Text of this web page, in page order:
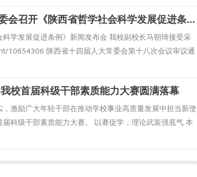
要方面，近年来，学校与各级检察机关深化交流，不断拓
系构建、检察课题研究、检校人才互派交流、学生实习实
国际合作局指导下，我校成立的“涉外刑事法治与国别检
检察研究、国际刑事司法协助、多语种法律数据库建设等
工作，依托中心进一步整合全校资源，推动学校专家学者
制，围绕涉外检察基础性理论和实践难题开展联合攻关，
，最高人民检察院对涉外检察工作高度重视，西北政法
出的成绩。涉外刑事法治与国别检察司法研究中心先后配
《刑法典》《刑事诉讼法典》等二十余部法典等，在服务
学院院长冯卫国共同签署科研项目委托书 马朝琦宣布西
【起点新闻】【群众新闻】省人大常委会召开《陕西省哲学社会科学发展促进条例》新闻发布会 我校副校长马朝琦接受采访
学发展促进条例》新闻发布会 我校副校长马朝琦接受采
陕西省十四届人大常委会第十八次会议审议通
《条例》），《条例》于9月底正式公布。 日前，西北政
学研究中心执行主任、陕西师范大学马克思主义学部部长
据《条例》，哲学社会科学机构应当加强延安精神、照
化、黄河文化、长城文化、关中文化、黄土文化、汉水文
神等的列举，主要依据什么？对于相关研究有哪些促进作
源发于陕西、彰显于陕西、实践于陕西的中国共产党人
央宣传部梳理并正式公布的第一批中国共产党人精神谱
有利于我省广大社科工作者赓续红色血脉，传承红色基
首届科级干部素质能力大赛圆满落幕
激励广大年轻干部在推动学校事业高质量发展中担当新使
科级干部素质能力大赛。 以赛促学，理论武装强底气 本
正科级干部开放报名，共有119名科级干部积极报名参
能力要求，大赛设置了应知应会、公文写作和情景模拟展
要考察科级干部对马克思主义理论和党的路线方针政